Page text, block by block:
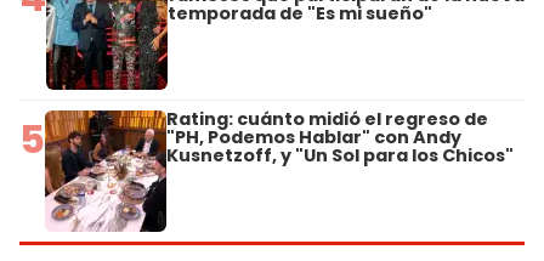
temporada de "Es mi sueño"
5 Rating: cuánto midió el regreso de
"PH, Podemos Hablar" con Andy
Kusnetzoff, y "Un Sol para los Chicos"